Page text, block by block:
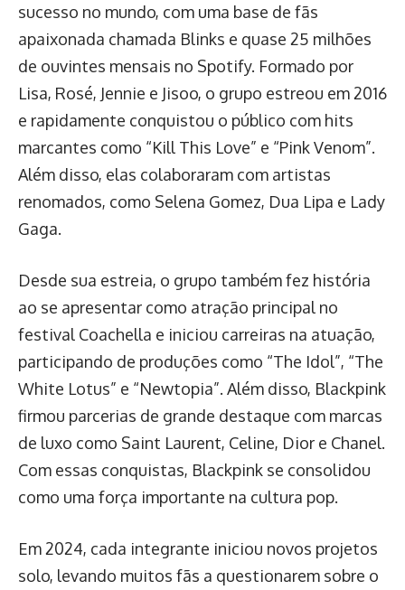
sucesso no mundo, com uma base de fãs
apaixonada chamada Blinks e quase 25 milhões
de ouvintes mensais no Spotify. Formado por
Lisa, Rosé, Jennie e Jisoo, o grupo estreou em 2016
e rapidamente conquistou o público com hits
marcantes como “Kill This Love” e “Pink Venom”.
Além disso, elas colaboraram com artistas
renomados, como Selena Gomez, Dua Lipa e Lady
Gaga.
Desde sua estreia, o grupo também fez história
ao se apresentar como atração principal no
festival Coachella e iniciou carreiras na atuação,
participando de produções como “The Idol”, “The
White Lotus” e “Newtopia”. Além disso, Blackpink
firmou parcerias de grande destaque com marcas
de luxo como Saint Laurent, Celine, Dior e Chanel.
Com essas conquistas, Blackpink se consolidou
como uma força importante na cultura pop.
Em 2024, cada integrante iniciou novos projetos
solo, levando muitos fãs a questionarem sobre o